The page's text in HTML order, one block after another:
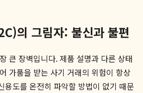
의 그림자: 불신과 불편
큰 장벽입니다. 제품 설명과 다른 상태
가품을 받는 사기 거래의 위험이 항상
용도를 온전히 파악할 방법이 없기 때문